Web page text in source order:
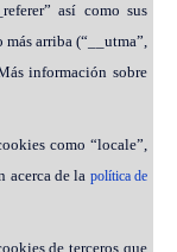
así como sus
arriba (“__utma”,
información sobre
como “locale”,
acerca de la política de
de terceros que